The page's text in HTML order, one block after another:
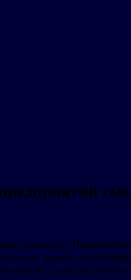
проекту
труда на
и